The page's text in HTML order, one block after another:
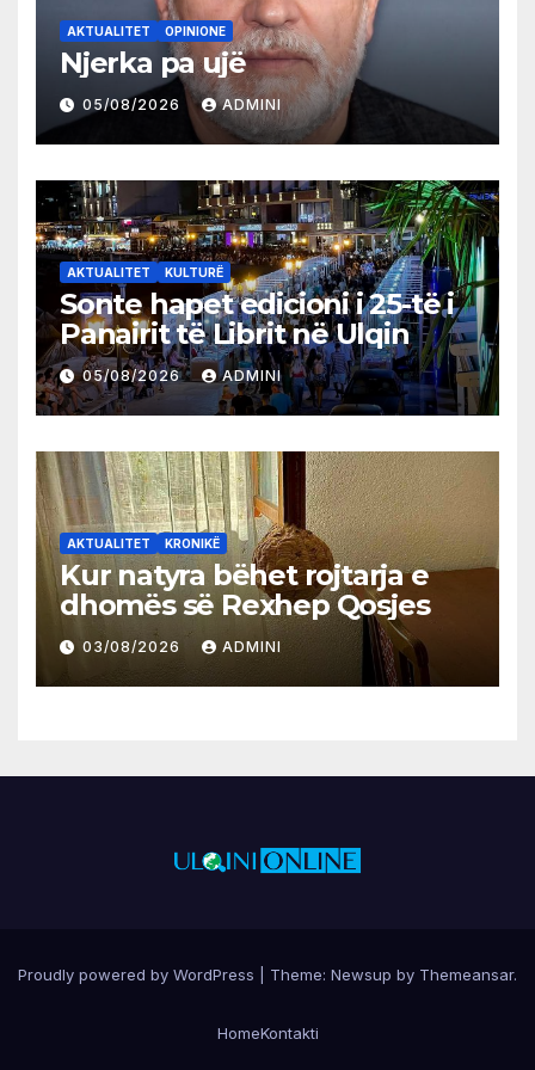
AKTUALITET OPINIONE
Njerka pa ujë
05/08/2026 ADMINI
AKTUALITET KULTURË
Sonte hapet edicioni i 25-të i
Panairit të Librit në Ulqin
05/08/2026 ADMINI
AKTUALITET KRONIKË
Kur natyra bëhet rojtarja e
dhomës së Rexhep Qosjes
03/08/2026 ADMINI
Proudly powered by WordPress Theme: Newsup by Themeansar.
HomeKontakti